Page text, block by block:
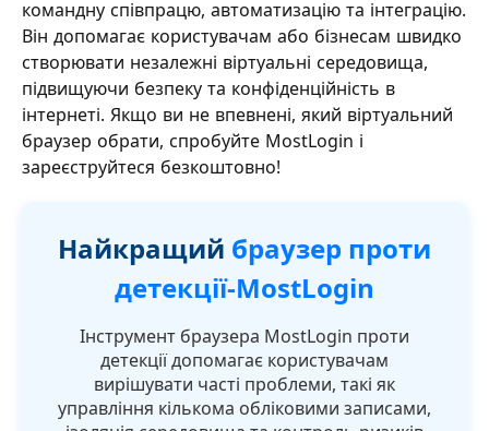
командну співпрацю, автоматизацію та інтеграцію.
Він допомагає користувачам або бізнесам швидко
створювати незалежні віртуальні середовища,
підвищуючи безпеку та конфіденційність в
інтернеті. Якщо ви не впевнені, який віртуальний
браузер обрати, спробуйте MostLogin і
зареєструйтеся безкоштовно!
Найкращий браузер проти
детекції-MostLogin
Інструмент браузера MostLogin проти
детекції допомагає користувачам
вирішувати часті проблеми, такі як
управління кількома обліковими записами,